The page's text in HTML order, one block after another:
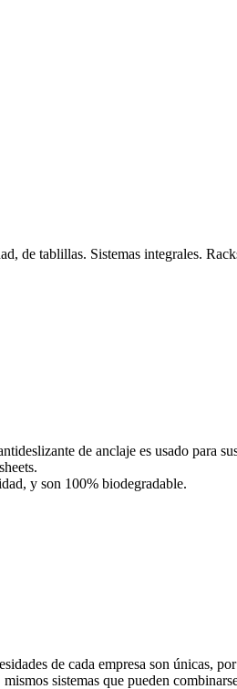
de tablillas. Sistemas integrales.
de anclaje es usado para
y son 100% biodegradable.
de cada empresa son únicas,
sistemas que pueden